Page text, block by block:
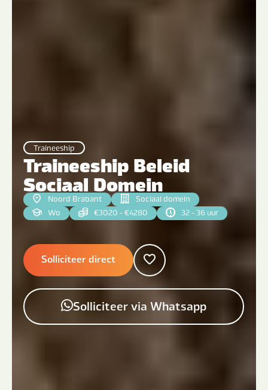
Traineeship
Traineeship Beleid
Sociaal Domein
Noord Brabant
Sociaal domein
Wo
€3020 - €4280 32 - 36 uur
Solliciteer direct
Solliciteer via Whatsapp